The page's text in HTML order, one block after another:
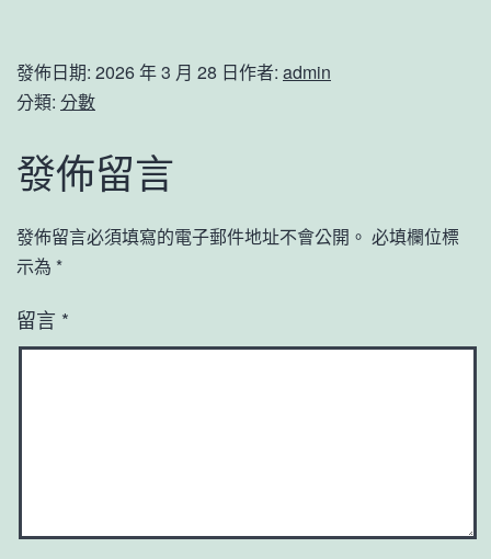
發佈日期: 2026 年 3 月 28 日作者: admin
分類: 分數
發佈留言
發佈留言必須填寫的電子郵件地址不會公開。 必填欄位標
示為 *
留言 *